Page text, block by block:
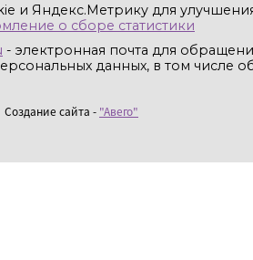
и Яндекс.Метрику для
о сборе статистики
- электронная почта для
данных, в том числе
Создание сайта - "Авего"